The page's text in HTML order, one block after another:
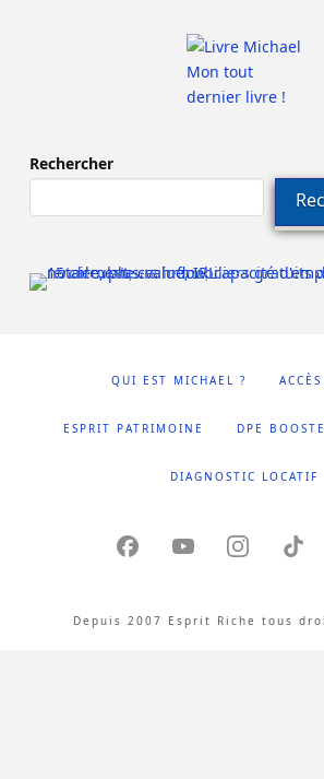
Mon tout
dernier livre !
Rechercher
QUI EST MICHAEL ?
ESPRIT PATRIMOINE DPE
DIAGNOSTIC LOCATIF
Depuis 2007 Esprit Riche tous